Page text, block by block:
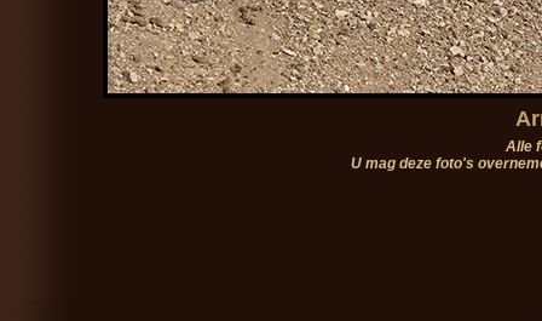
Alle
U mag deze foto's